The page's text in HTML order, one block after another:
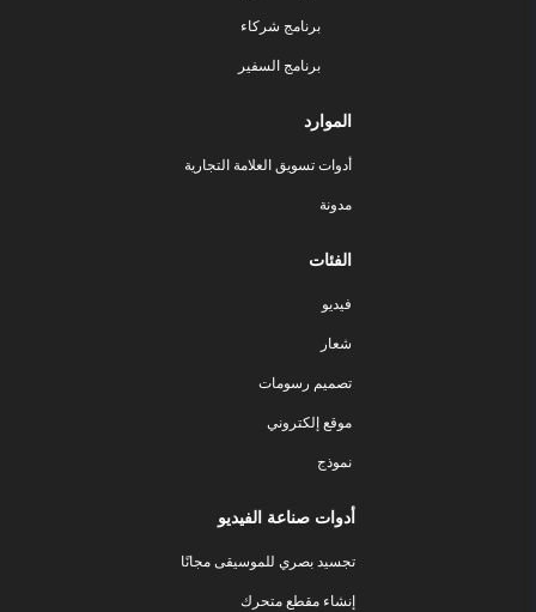
برنامج شركاء
برنامج السفير
الموارد
أدوات تسويق العلامة التجارية
مدونة
الفئات
فيديو
شعار
تصميم رسومات
موقع إلكتروني
نموذج
أدوات صناعة الفيديو
تجسيد بصري للموسيقى مجانًا
إنشاء مقطع متحرك